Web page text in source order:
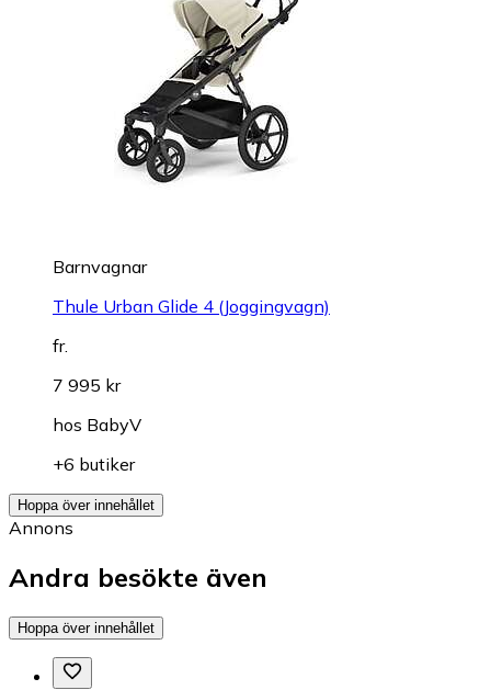
Barnvagnar
Thule Urban Glide 4 (Joggingvagn)
fr.
7 995 kr
hos BabyV
+6 butiker
Hoppa över innehållet
Annons
Andra besökte även
Hoppa över innehållet